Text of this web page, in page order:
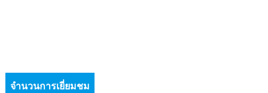
จำนวนการเยี่ยมชม